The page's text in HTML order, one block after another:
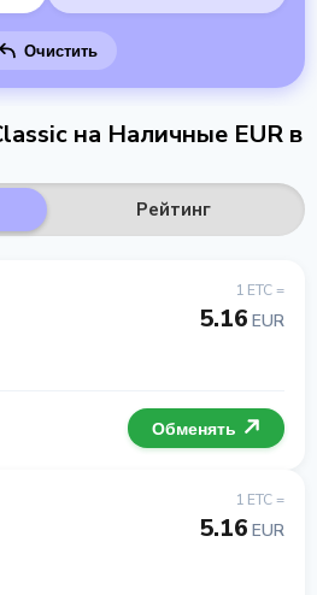
Очистить
на Наличные EUR в
Рейтинг
1 ETC =
5.16 EUR
Обменять
1 ETC =
5.16 EUR